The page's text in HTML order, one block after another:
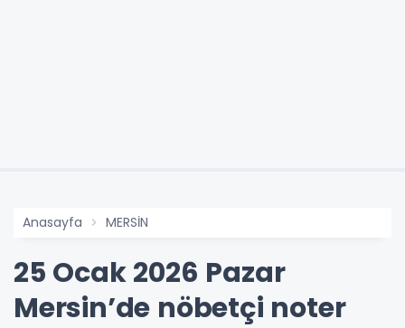
Anasayfa MERSİN
25 Ocak 2026 Pazar
Mersin’de nöbetçi noter